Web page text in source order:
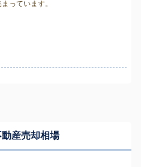
っています。
産売却相場